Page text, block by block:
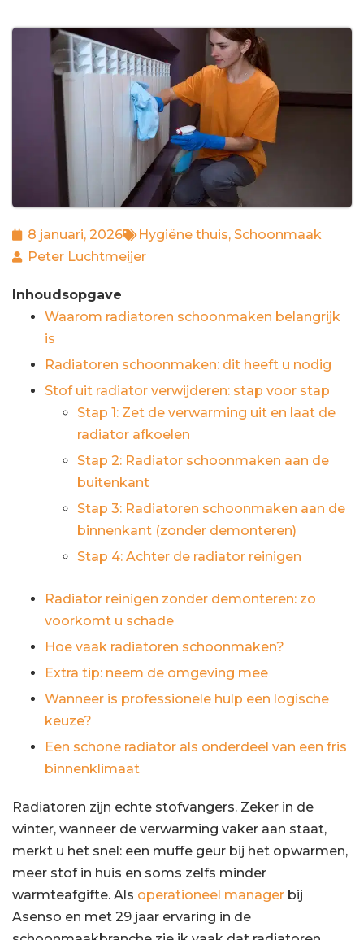
8 januari, 2026 Hygiëne thuis, Schoonmaak
Peter Luchtmeijer
Inhoudsopgave
Waarom radiatoren schoonmaken belangrijk
is
Radiatoren schoonmaken: dit heeft u nodig
Stof uit radiator verwijderen: stap voor stap
Stap 1: Zet de verwarming uit en laat de
radiator afkoelen
Stap 2: Radiator schoonmaken aan de
buitenkant
Stap 3: Radiatoren schoonmaken aan de
binnenkant (zonder demonteren)
Stap 4: Achter de radiator reinigen
Radiator reinigen zonder demonteren: zo
voorkomt u schade
Hoe vaak radiatoren schoonmaken?
Extra tip: neem de omgeving mee
Wanneer is professionele hulp een logische
keuze?
Een schone radiator als onderdeel van een fris
binnenklimaat
Radiatoren zijn echte stofvangers. Zeker in de
winter, wanneer de verwarming vaker aan staat,
merkt u het snel: een muffe geur bij het opwarmen,
meer stof in huis en soms zelfs minder
warmteafgifte. Als operationeel manager bij
Asenso en met 29 jaar ervaring in de